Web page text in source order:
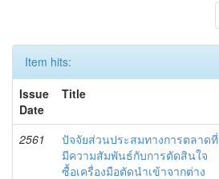
Item hits:
Issue
Date
Title
2561
ปัจจัยส่วนประสมทางการตลาดที่
มีความสัมพันธ์กับการตัดสินใจ
ซื้อเครื่องมือตัดนำเข้าจากต่าง